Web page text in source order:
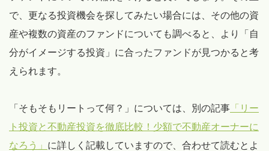
で、更なる投資機会を探してみたい場合には、その他の資
産や複数の資産のファンドについても調べると、より「自
分がイメージする投資」に合ったファンドが見つかると考
えられます。
「そもそもリートって何？」については、別の記事 「リー
ト投資と不動産投資を徹底比較！少額で不動産オーナーに
なろう」 に詳しく記載していますので、合わせて読むとよ